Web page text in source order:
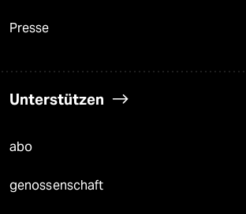
Presse
Unterstützen
abo
genossenschaft